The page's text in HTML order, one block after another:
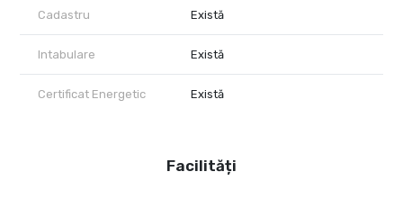
Cadastru Există
Intabulare Există
Certificat Energetic Există
Facilități